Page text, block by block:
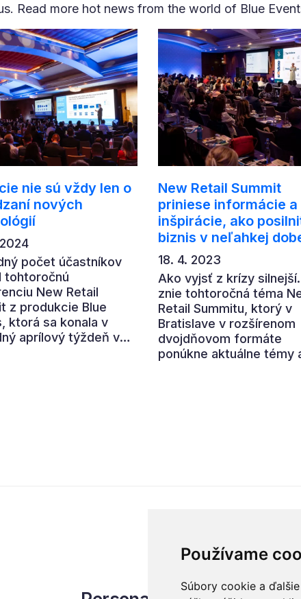
Používame
Súbory cookie a
Read more hot news from the world of Blue
nie sú vždy len o
nových
počet účastníkov
tohtoročnú
New Retail
z produkcie Blue
ktorá sa konala v
aprílový týždeň v
New Retail Summit
priniese informácie a
inšpirácie, ako
biznis v neľahkej
18. 4. 2023
Ako vyjsť z krízy
znie tohtoročná téma
Retail Summitu, ktorý v
Bratislave v rozšírenom
dvojdňovom formáte
ponúkne aktuálne témy